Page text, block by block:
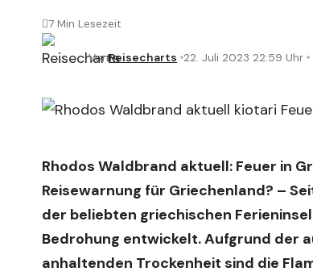
VonReisecharts 22. Juli 2023 22:59 Uhr
7 Min Lesezeit
Rhodos Waldbrand aktuell: Feuer in
Reisewarnung für Griechenland? –
der beliebten griechischen
Bedrohung entwickelt. Aufgrund der
anhaltenden Trockenheit sind die